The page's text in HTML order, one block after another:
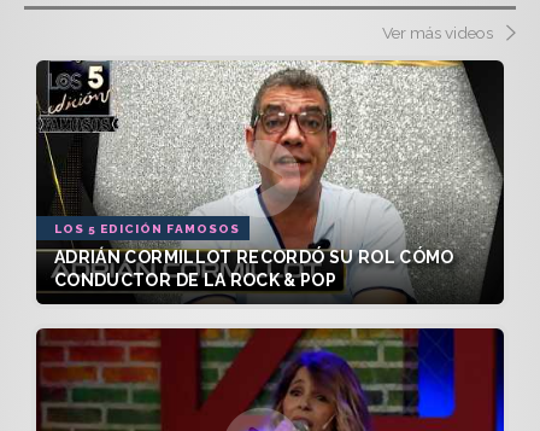
Ver más videos
LOS 5 EDICIÓN FAMOSOS
ADRIÁN CORMILLOT RECORDÓ SU ROL CÓMO
CONDUCTOR DE LA ROCK & POP